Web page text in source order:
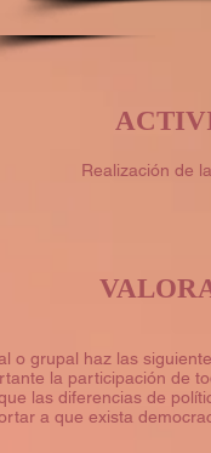
Realización de
o grupal haz las
la participación de
las diferencias de
a que exista